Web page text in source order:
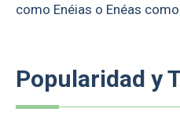
como Enéias o Enéas
Popularidad y